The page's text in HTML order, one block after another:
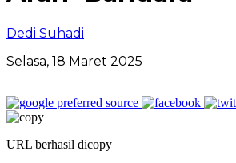
Dedi Suhadi
Selasa, 18 Maret 2025
URL berhasil dicopy